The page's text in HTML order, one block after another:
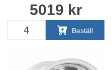
5019 kr
Beställ